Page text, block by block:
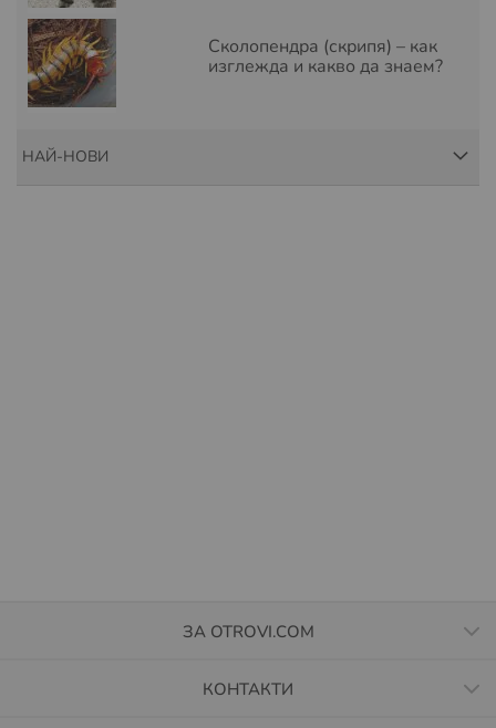
Сколопендра (скрипя) – как
изглежда и какво да знаем?
НАЙ-НОВИ
ЗА OTROVI.COM
КОНТАКТИ